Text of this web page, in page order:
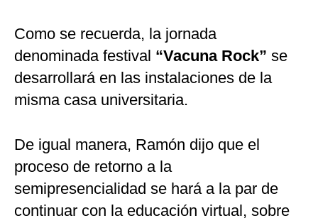
Como se recuerda, la jornada
denominada festival “Vacuna Rock” se
desarrollará en las instalaciones de la
misma casa universitaria.
De igual manera, Ramón dijo que el
proceso de retorno a la
semipresencialidad se hará a la par de
continuar con la educación virtual, sobre